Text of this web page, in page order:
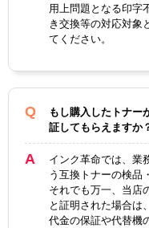
製品タ
イプ
用上問題となる印字
き交換等の対応対象
てください。
もし購入したトナー
証してもらえますか
インク革命では、業
う互換トナーの検品
それでも万一、当店
と証明された場合は
代金の保証や代替機